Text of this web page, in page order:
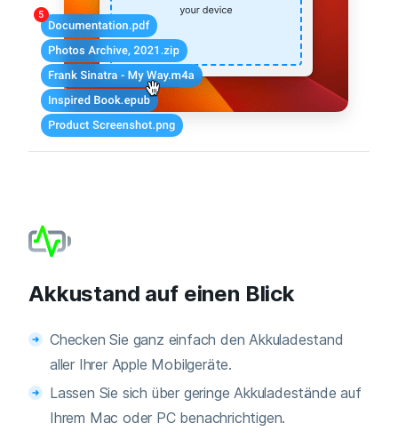
Akkustand auf einen Blick
Checken Sie ganz einfach den Akkuladestand
aller Ihrer Apple Mobilgeräte.
Lassen Sie sich über geringe Akkuladestände auf
Ihrem Mac oder PC benachrichtigen.